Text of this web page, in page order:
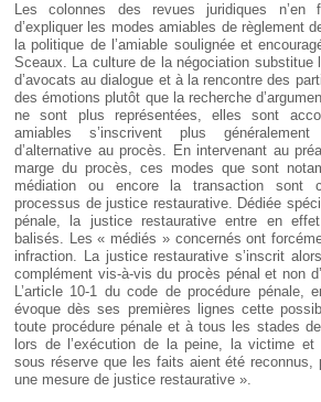
Les colonnes des revues juridiques n’en
d’expliquer les modes amiables de règlement
la politique de l’amiable soulignée et
Sceaux. La culture de la négociation substitue
d’avocats au dialogue et à la rencontre des
des émotions plutôt que la recherche
ne sont plus représentées, elles sont
amiables s’inscrivent plus
d’alternative au procès. En intervenant au
marge du procès, ces modes que sont
médiation ou encore la transaction sont
processus de justice restaurative. Dédiée
pénale, la justice restaurative entre en
balisés. Les « médiés » concernés ont
infraction. La justice restaurative s’inscrit
complément vis-à-vis du procès pénal et non
L’article 10-1 du code de procédure pénale,
évoque dès ses premières lignes cette
toute procédure pénale et à tous les stades
lors de l’exécution de la peine, la victime et
sous réserve que les faits aient été reconnus,
une mesure de justice restaurative ».